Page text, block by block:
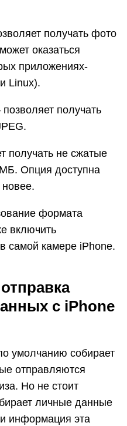
получать фото
оказаться
приложениях-
Linux).
получать
получать не сжатые
Опция доступна
формата
включить
самой камере iPhone.
с iPhone
умолчанию собирает
отправляются
Но не стоит
личные данные
информация эта